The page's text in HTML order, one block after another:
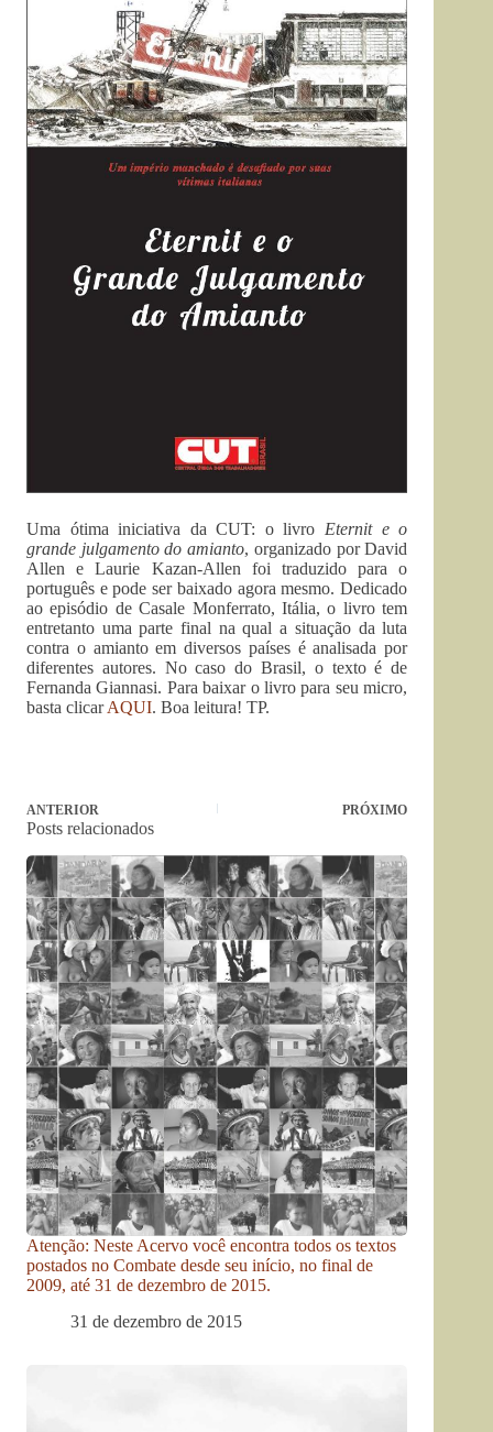
Uma ótima iniciativa da CUT: o livro Eternit e o
grande julgamento do amianto, organizado por David
Allen e Laurie Kazan-Allen foi traduzido para o
português e pode ser baixado agora mesmo. Dedicado
ao episódio de Casale Monferrato, Itália, o livro tem
entretanto uma parte final na qual a situação da luta
contra o amianto em diversos países é analisada por
diferentes autores. No caso do Brasil, o texto é de
Fernanda Giannasi. Para baixar o livro para seu micro,
basta clicarAQUI. Boa leitura! TP.
ANTERIOR PRÓXIMO
Posts relacionados
Atenção: Neste Acervo você encontra todos os textos
postados no Combate desde seu início, no final de
2009, até 31 de dezembro de 2015.
31 de dezembro de 2015